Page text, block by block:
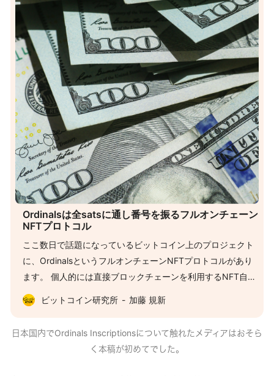
Ordinalsは全satsに通し番号を振るフルオンチェーン
NFTプロトコル
ここ数日で話題になっているビットコイン上のプロジェクト
に、OrdinalsというフルオンチェーンNFTプロトコルがあり
ます。 個人的には直接ブロックチェーンを利用するNFT自体
が無駄という意見なので、フルオンチェーン(紐づけるファイ
ルのデータを全てブロックチェーン上に記録する)は愚かとさ
録するのもユーザーの自由なので今日はそこを議論するつも
りはありません。 Ordinalsがどういう仕組みなのか、特に
ビットコイン研究所 加藤 規新
日本国内でOrdinals Inscriptionsについて触れたメディアはおそら
く本稿が初めてでした。